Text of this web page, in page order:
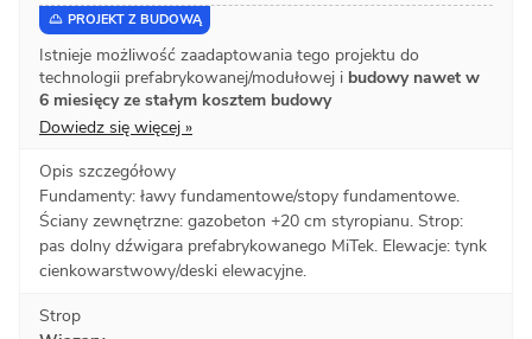
PROJEKT Z BUDOWĄ
Istnieje możliwość zaadaptowania tego projektu do
technologii prefabrykowanej/modułowej i budowy nawet w
6 miesięcy ze stałym kosztem budowy
Dowiedz się więcej »
Opis szczegółowy
Fundamenty: ławy fundamentowe/stopy fundamentowe.
Ściany zewnętrzne: gazobeton +20 cm styropianu. Strop:
pas dolny dźwigara prefabrykowanego MiTek. Elewacje: tynk
cienkowarstwowy/deski elewacyjne.
Strop